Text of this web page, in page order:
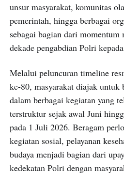
unsur masyarakat, komunitas
pemerintah, hingga berbagai
sebagai bagian dari momentum
dekade pengabdian Polri
Melalui peluncuran timeline
ke-80, masyarakat diajak
dalam berbagai kegiatan yang
terstruktur sejak awal Juni
pada 1 Juli 2026. Beragam
kegiatan sosial, pelayanan
budaya menjadi bagian dari
kedekatan Polri dengan